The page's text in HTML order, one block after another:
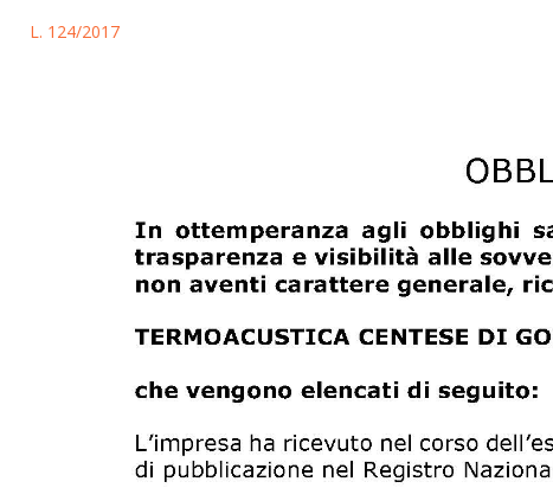
L. 124/2017